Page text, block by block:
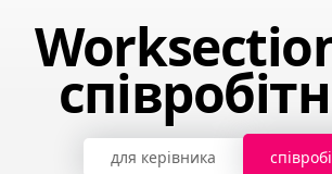
для керівника